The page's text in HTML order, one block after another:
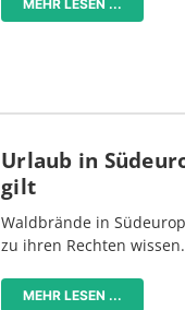
MEHR LESEN ...
Urlaub in
gilt
Waldbrände in
zu ihren Rechten wissen.
MEHR LESEN ...